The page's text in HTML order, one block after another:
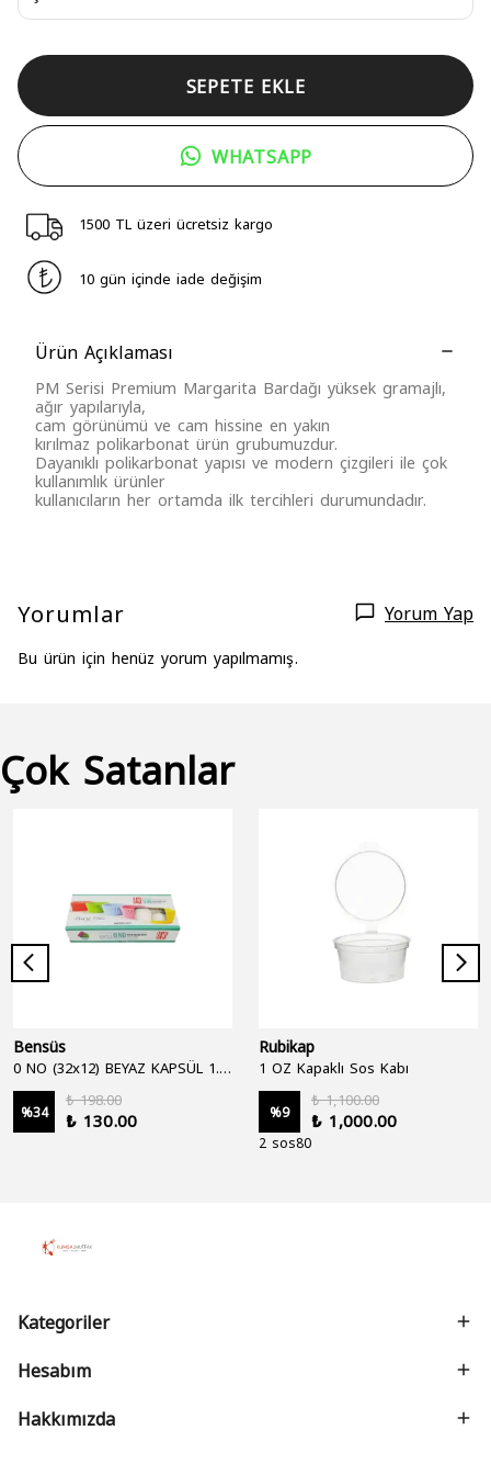
SEPETE EKLE
WHATSAPP
1500 TL üzeri ücretsiz kargo
10 gün içinde iade değişim
Ürün Açıklaması
PM Serisi Premium Margarita Bardağı yüksek gramajlı,
ağır yapılarıyla,
cam görünümü ve cam hissine en yakın
kırılmaz polikarbonat ürün grubumuzdur.
Dayanıklı polikarbonat yapısı ve modern çizgileri ile çok
kullanımlık ürünler
kullanıcıların her ortamda ilk tercihleri durumundadır.
Yorumlar Yorum Yap
Bu ürün için henüz yorum yapılmamış.
Çok Satanlar
Bensüs
%34
₺ 198.00
₺ 130.00
Rubikap
1 OZ Kapaklı Sos Kabı
%9
₺ 1,100.00
₺ 1,000.00
2 sos80
Kategoriler
Hesabım
Hakkımızda